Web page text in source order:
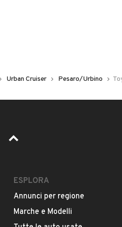
Pubblicità
Urban Cruiser Pesaro/Urbino
ESPLORA
Annunci per regione
Marche e Modelli